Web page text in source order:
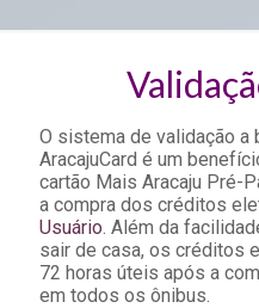
O sistema de validação
AracajuCard é um
cartão Mais Aracaju Pré-
a compra dos créditos
Usuário. Além da
sair de casa, os créditos
72 horas úteis após a
em todos os ônibus.